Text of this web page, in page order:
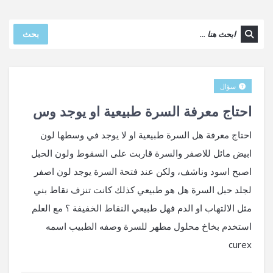
بحث
احتاج معرفة السرة طبيعية او يوجد وس
سؤال
احتاج معرفة هل السرة طبيعية او لا يوجد في وسطها لون
ابيض مائل للاصفر والسرة قاربت على السقوط ولون الحبل
اصبح اسود وناشف، ولكن عند فتحة السرة يوجد لون اصفر
لجلد حبل السرة هل هو طبيعي كذلك كانت تنزف نقاط بني
مثل الالتهاب او الدم فهل طبيعي النقاط الخفيفة ؟ مع العلم
استخدم بخاخ محلول مطهر للسرة وصفه الطبيب اسمه
curex